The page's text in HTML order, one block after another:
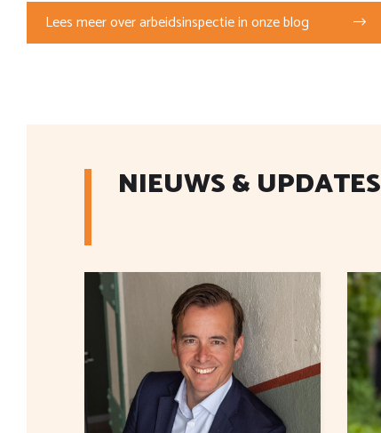
Lees meer over arbeidsinspectie in onze blog
NIEUWS & UPDATES